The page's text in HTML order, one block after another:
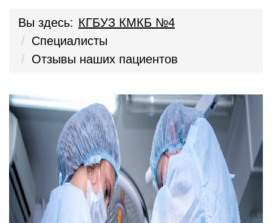
Вы здесь: КГБУЗ КМКБ №4
Специалисты
Отзывы наших пациентов